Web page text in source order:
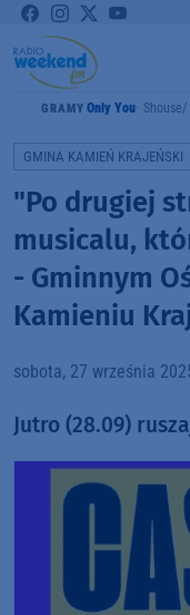
GRAMY Only You Shouse
GMINA KAMIEŃ KRAJEŃSKI
"Po drugiej
musicalu,
- Gminnym
Kamieniu
sobota, 27 września
Jutro (28.09)